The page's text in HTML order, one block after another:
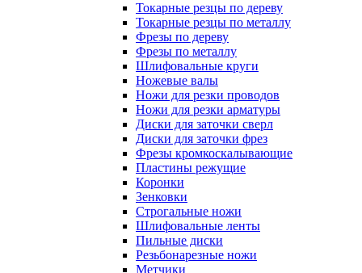
Токарные резцы по дереву
Токарные резцы по металлу
Фрезы по дереву
Фрезы по металлу
Шлифовальные круги
Ножевые валы
Ножи для резки проводов
Ножи для резки арматуры
Диски для заточки сверл
Диски для заточки фрез
Фрезы кромкоскалывающие
Пластины режущие
Коронки
Зенковки
Строгальные ножи
Шлифовальные ленты
Пильные диски
Резьбонарезные ножи
Метчики